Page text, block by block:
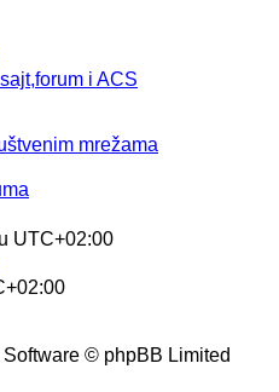
i ACS
mrežama
UTC+02:00
© phpBB Limited